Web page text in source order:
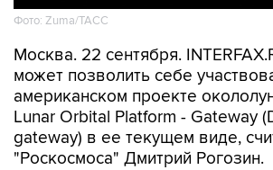
Фото: Zuma/ТАСС
Москва. 22 сентября.
может позволить себе
американском проекте
Lunar Orbital Platform - Gateway
gateway) в ее текущем виде,
"Роскосмоса" Дмитрий Рогозин.